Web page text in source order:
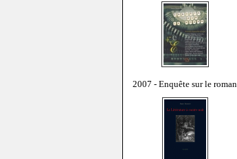
2007 - Enquête sur le roman